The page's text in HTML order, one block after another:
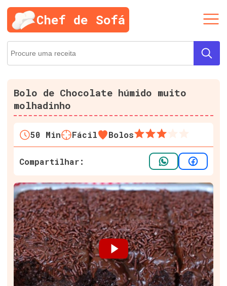
Chef de Sofá
Bolo de Chocolate húmido muito
molhadinho
50 Min Fácil Bolos
Compartilhar: